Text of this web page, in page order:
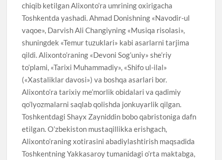
chiqib ketilgan Alixonto’ra umrining oxirigacha
Toshkentda yashadi. Ahmad Donishning «Navodir-ul
vaqoe», Darvish Ali Changiyning «Musiqa risolasi»,
shuningdek «Temur tuzuklari» kabi asarlarni tarjima
qildi. Alixonto’raning «Devoni Sog’uniy» she’riy
to’plami, «Tarixi Muhammadiy», «Shifo ul-ilal»
(«Xastaliklar davosi») va boshqa asarlari bor.
Alixonto’ra tarixiy me’morlik obidalari va qadimiy
qo’lyozmalarni saqlab qolishda jonkuyarlik qilgan.
Toshkentdagi Shayx Zayniddin bobo qabristoniga dafn
etilgan. O’zbekiston mustaqillikka erishgach,
Alixonto’raning xotirasini abadiylashtirish maqsadida
Toshkentning Yakkasaroy tumanidagi o’rta maktabga,